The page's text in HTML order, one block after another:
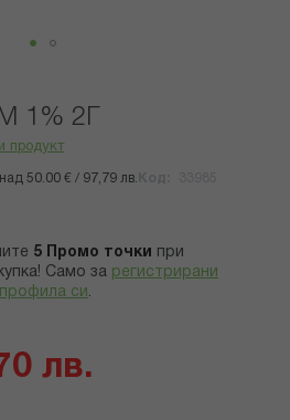
1% 2Г
продукт
50.00 € / 97,79 лв.
5 Промо точки
при
Само за регистрирани
профила си .
лв.